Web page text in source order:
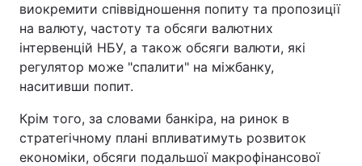
виокремити співвідношення попиту та пропозиції
на валюту, частоту та обсяги валютних
інтервенцій НБУ, а також обсяги валюти, які
регулятор може "спалити" на міжбанку,
наситивши попит.
Крім того, за словами банкіра, на ринок в
стратегічному плані впливатимуть розвиток
економіки, обсяги подальшої макрофінансової